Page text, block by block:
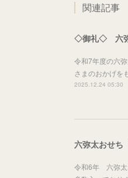
関連記事
◇御礼◇ 六弥
令和7年度の六
さまのおかげを
2025.12.24 05:30
六弥太おせち
令和6年 六弥太